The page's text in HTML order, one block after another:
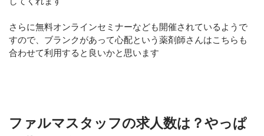
さらに無料オンラインセミナーなども開催されているようで
すので、ブランクがあって心配という薬剤師さんはこちらも
合わせて利用すると良いかと思います
ファルマスタッフの求人数は？やっぱ